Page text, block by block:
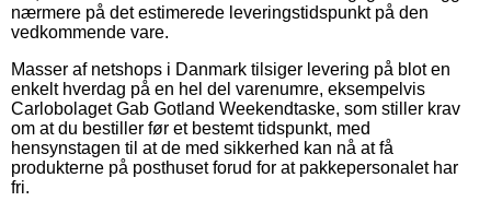
nærmere på det estimerede leveringstidspunkt på den
vedkommende vare.
Masser af netshops i Danmark tilsiger levering på blot en
enkelt hverdag på en hel del varenumre, eksempelvis
Carlobolaget Gab Gotland Weekendtaske, som stiller krav
om at du bestiller før et bestemt tidspunkt, med
hensynstagen til at de med sikkerhed kan nå at få
produkterne på posthuset forud for at pakkepersonalet har
fri.